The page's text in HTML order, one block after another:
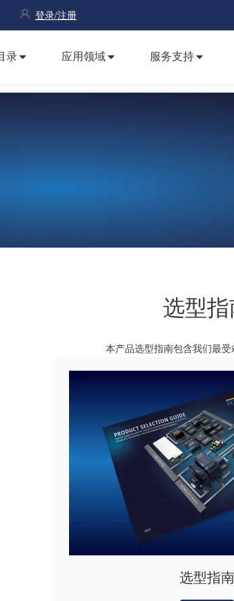
登录/注册
录 应用领域 服务支持
选型指
本产品选型指南包含我们最受
选型指南